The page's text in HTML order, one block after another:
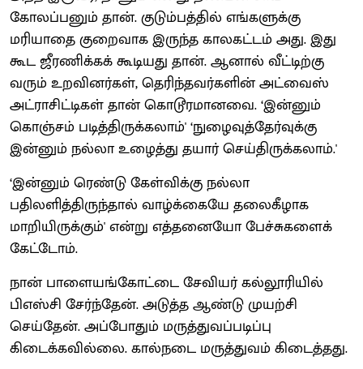
கோலப்பனும் தான். குடும்பத்தில் எங்களுக்கு
மரியாதை குறைவாக இருந்த காலகட்டம் அது. இது
கூட ஜீரணிக்கக் கூடியது தான். ஆனால் வீட்டிற்கு
வரும் உறவினர்கள், தெரிந்தவர்களின் அட்வைஸ்
அட்ராசிட்டிகள் தான் கொடூரமானவை. ‘இன்னும்
கொஞ்சம் படித்திருக்கலாம்' ‘நுழைவுத்தேர்வுக்கு
இன்னும் நல்லா உழைத்து தயார் செய்திருக்கலாம்.'
‘இன்னும் ரெண்டு கேள்விக்கு நல்லா
பதிலளித்திருந்தால் வாழ்க்கையே தலைகீழாக
மாறியிருக்கும்' என்று எத்தனையோ பேச்சுகளைக்
கேட்டோம்.
நான் பாளையங்கோட்டை சேவியர் கல்லூரியில்
பிஎஸ்சி சேர்ந்தேன். அடுத்த ஆண்டு முயற்சி
செய்தேன். அப்போதும் மருத்துவப்படிப்பு
கிடைக்கவில்லை. கால்நடை மருத்துவம் கிடைத்தது.